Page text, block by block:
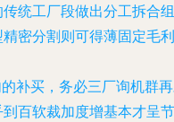
统工厂段做出分工拆合组
密分割则可得薄固定毛利
补买，务必三厂询机群
百软裁加度增基本才呈节